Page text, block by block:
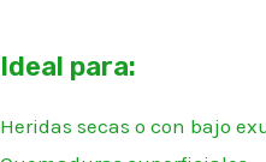
Ideal para:
Heridas secas o con bajo